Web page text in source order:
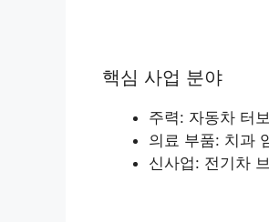
핵심 사업 분야
주력: 자동차 터
의료 부품: 치과
신사업: 전기차